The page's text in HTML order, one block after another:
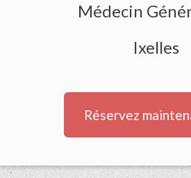
Médecin
Ixelles
Réservez